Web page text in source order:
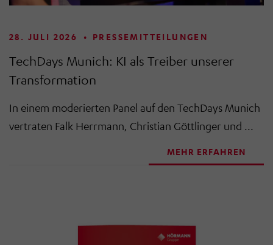
28. JULI 2026 • PRESSEMITTEILUNGEN
TechDays Munich: KI als Treiber unserer
Transformation
In einem moderierten Panel auf den TechDays Munich
vertraten Falk Herrmann, Christian Göttlinger und ...
MEHR ERFAHREN